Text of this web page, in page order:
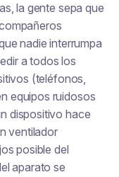
la gente sepa que
nadie interrumpa
a todos los
(teléfonos,
equipos ruidosos
dispositivo hace
ventilador
posible del
aparato se